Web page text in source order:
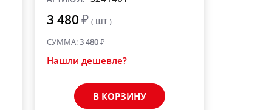
3 480₽ ( ШТ )
СУММА:3 480₽
Нашли дешевле?
В КОРЗИНУ